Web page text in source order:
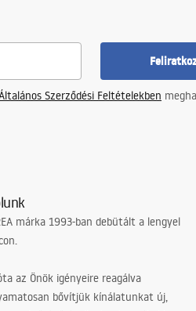
Szerződési Feltételekben
márka 1993-ban debütált a lengyel
az Önök igényeire reagálva
bővítjük kínálatunkat új,